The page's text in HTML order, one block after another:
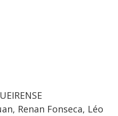
Renan Fonseca, Léo